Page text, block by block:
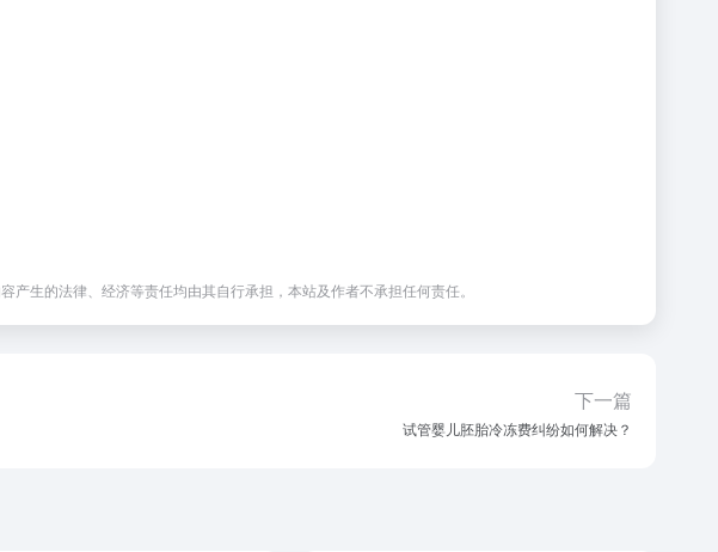
生的法律、经济等责任均由其自行承担，本站及作者不承担任何责任。
下一篇
试管婴儿胚胎冷冻费纠纷如何解决？